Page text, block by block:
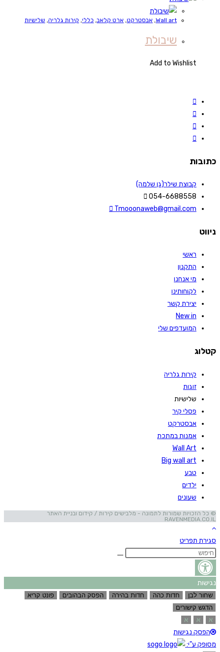
Wall art
, אבסטרקט, ארט קלאב, כללי, קירות גלריה, שלישיות
שיבולת
Add to Wishlist
כתובות
קבוצת שילר(גן שלמה)
054-6688558
Tmooonaweb@gmail.com
ניווט
ראשי
התקנון
מי אנחנו
לקוחותינו
יצירת קשר
New in
המועדפים שלי
קטלוג
קירות גלריה
זוגות
שלישיות
פסלי קיר
אבסטרקט
אמנות במתכת
Wall Art
Big wall art
טבע
ילדים
שעונים
© כל הזכויות שמורות לתמונה - מלבישים קירות / קידום ובניית האתר
RAVENMEDIA.CO.IL
סגירת תפריט
נגישות
שחור לבן חדות כהה חדות בהירה הפסק הבהובים
פונט קריא
הדגש קישורים
א
א א
הפסק נגישות
מסופק ע"י: